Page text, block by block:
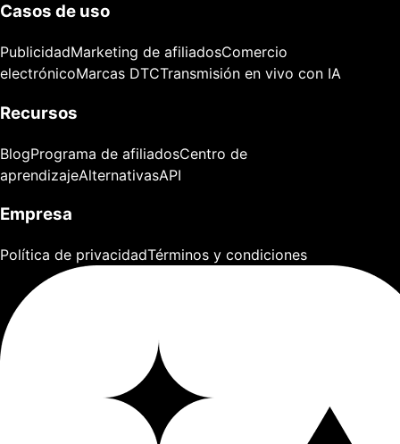
Casos de uso
PublicidadMarketing de afiliadosComercio
electrónicoMarcas DTCTransmisión en vivo con IA
Recursos
BlogPrograma de afiliadosCentro de
aprendizajeAlternativasAPI
Empresa
Política de privacidadTérminos y condiciones